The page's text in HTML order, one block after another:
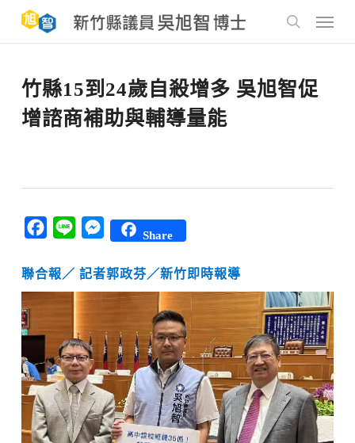
main
Menu
竹縣15到24歲自殺增多 吳旭智促
增諮商補助與輔導量能
Facebook
Line Messenger
Share
聯合報／ 記者郭政芬／新竹即時報導